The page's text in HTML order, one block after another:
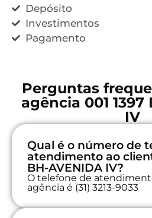
Depósito
Investimentos
Pagamento
Perguntas
agência 001 1397
IV
Qual é o número de
atendimento ao
BH-AVENIDA IV?
O telefone de
agência é (31) 3213-9033